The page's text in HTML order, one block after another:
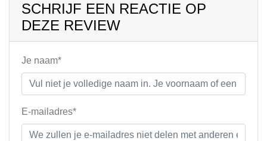
SCHRIJF EEN REACTIE OP
DEZE REVIEW
Je naam*
E-mailadres*